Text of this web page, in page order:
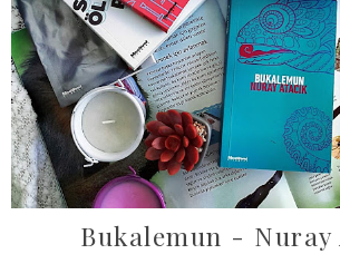
Bukalemun - Nuray